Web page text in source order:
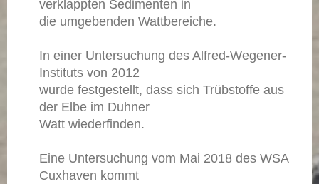
verklappten Sedimenten in
die umgebenden Wattbereiche.
In einer Untersuchung des Alfred-Wegener-
Instituts von 2012
wurde festgestellt, dass sich Trübstoffe aus
der Elbe im Duhner
Watt wiederfinden.
Eine Untersuchung vom Mai 2018 des WSA
Cuxhaven kommt